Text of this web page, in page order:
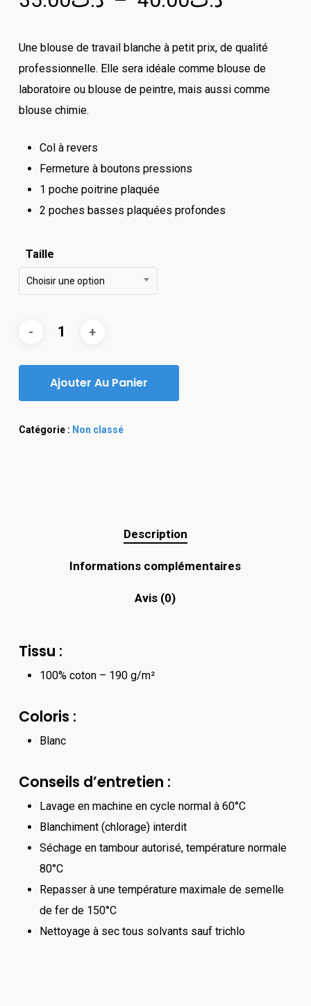
prix :
د.ت35.00
à
Une blouse de travail blanche à petit prix, de qualité
professionnelle. Elle sera idéale comme blouse de
laboratoire ou blouse de peintre, mais aussi comme
blouse chimie.
Col à revers
Fermeture à boutons pressions
1 poche poitrine plaquée
2 poches basses plaquées profondes
Taille
Choisir une option
Ajouter Au Panier
Catégorie : Non classé
Description
Informations complémentaires
Avis (0)
Tissu :
100% coton – 190 g/m²
Coloris :
Blanc
Conseils d’entretien :
Lavage en machine en cycle normal à 60°C
Blanchiment (chlorage) interdit
Séchage en tambour autorisé, température normale
80°C
Repasser à une température maximale de semelle
de fer de 150°C
Nettoyage à sec tous solvants sauf trichlo